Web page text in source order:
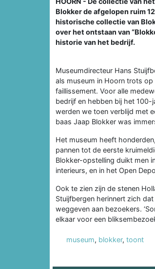
Blokker de afgelopen ruim
historische collectie van
over het ontstaan van
historie van het bedrijf.
Museumdirecteur Hans
als museum in Hoorn trots
faillissement. Voor alle
bedrijf en hebben bij het
werden we toen verblijd met
baas Jaap Blokker was
Het museum heeft
pannen tot de eerste
Blokker-opstelling duikt men
interieurs, en in het Open
Ook te zien zijn de stenen
Stuijfbergen herinnert zich
weggeven aan bezoekers.
elkaar voor een
museum, blokker, toont